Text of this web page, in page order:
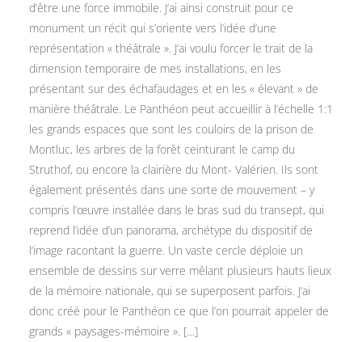
d’être une force immobile. J’ai ainsi construit pour ce
monument un récit qui s’oriente vers l’idée d’une
représentation « théâtrale ». J’ai voulu forcer le trait de la
dimension temporaire de mes installations, en les
présentant sur des échafaudages et en les « élevant » de
manière théâtrale. Le Panthéon peut accueillir à l’échelle 1:1
les grands espaces que sont les couloirs de la prison de
Montluc, les arbres de la forêt ceinturant le camp du
Struthof, ou encore la clairière du Mont- Valérien. Ils sont
également présentés dans une sorte de mouvement – y
compris l’œuvre installée dans le bras sud du transept, qui
reprend l’idée d’un panorama, archétype du dispositif de
l’image racontant la guerre. Un vaste cercle déploie un
ensemble de dessins sur verre mêlant plusieurs hauts lieux
de la mémoire nationale, qui se superposent parfois. J’ai
donc créé pour le Panthéon ce que l’on pourrait appeler de
grands « paysages-mémoire ». […]